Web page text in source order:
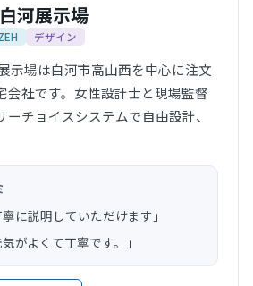
河展示場
デザイン
示場は白河市高山西を中心に注文
会社です。女性設計士と現場監督
チョイスシステムで自由設計、
に説明していただけます」
がよくて丁寧です。」